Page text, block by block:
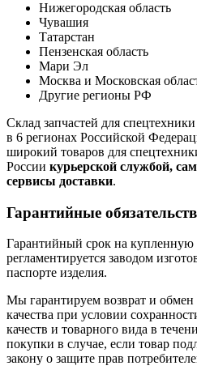
Нижегородская область
Чувашия
Татарстан
Пензенская область
Мари Эл
Москва и Московская
Другие регионы РФ
Склад запчастей для
в 6 регионах Российской
широкий товаров для
России курьерской службой,
сервисы доставки.
Гарантийные
Гарантийный срок на купленную
регламентируется заводом
паспорте изделия.
Мы гарантируем возврат и обмен
качества при условии
качеств и товарного вида в
покупки в случае, если товар
закону о защите прав